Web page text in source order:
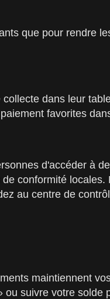
que pour rendre
dans leur
favorites
d'accéder à
conformité
au centre de
maintiennent
suivre votre solde